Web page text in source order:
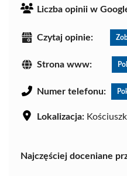
Liczba opinii w
Czytaj opinie:
Strona www:
Numer telefonu:
Lokalizacja:
Najczęściej doceniane